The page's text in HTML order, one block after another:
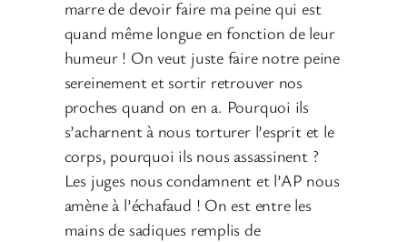
marre de devoir faire ma peine qui est
quand même longue en fonction de leur
humeur ! On veut juste faire notre peine
sereinement et sortir retrouver nos
proches quand on en a. Pourquoi ils
s’acharnent à nous torturer l’esprit et le
corps, pourquoi ils nous assassinent ?
Les juges nous condamnent et l’AP nous
amène à l’échafaud ! On est entre les
mains de sadiques remplis de